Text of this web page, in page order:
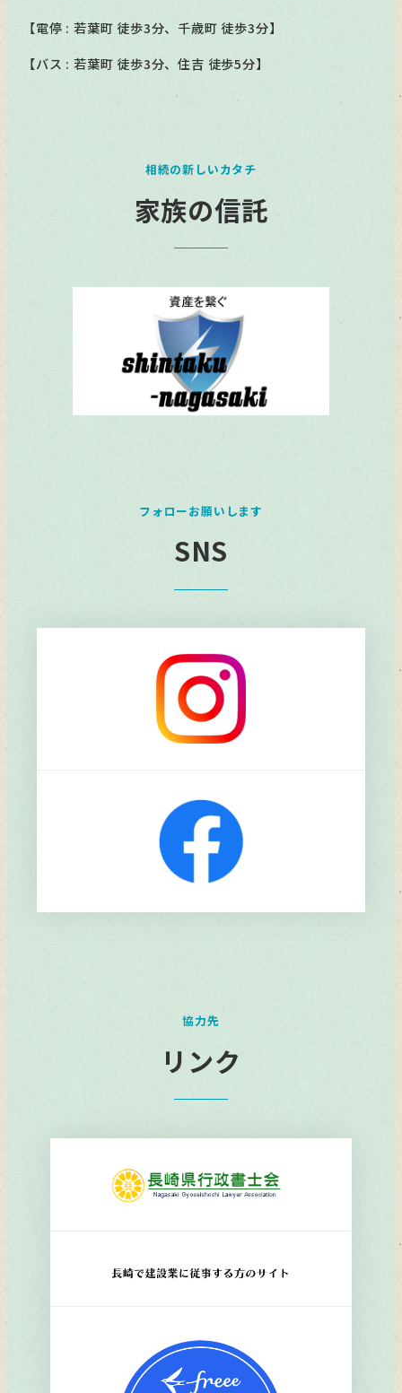
【電停 : 若葉町 徒歩3分、千歳町 徒歩3分】
【バス : 若葉町 徒歩3分、住吉 徒歩5分】
相続の新しいカタチ
家族の信託
フォローお願いします
SNS
協力先
リンク